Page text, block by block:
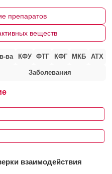
препаратов
веществ
ва КФУ ФТГ КФГ МКБ АТХ
Заболевания
взаимодействия